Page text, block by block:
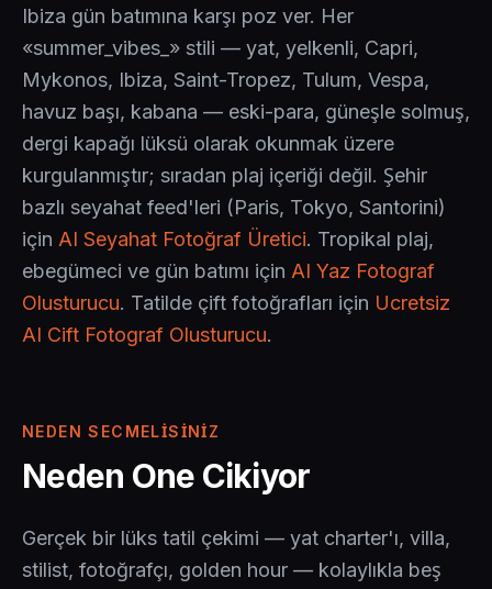
Ibiza gün batımına karşı poz ver. Her
«summer_vibes_» stili — yat, yelkenli, Capri,
Mykonos, Ibiza, Saint-Tropez, Tulum, Vespa,
havuz başı, kabana — eski-para, güneşle solmuş,
dergi kapağı lüksü olarak okunmak üzere
kurgulanmıştır; sıradan plaj içeriği değil. Şehir
bazlı seyahat feed'leri (Paris, Tokyo, Santorini)
için AI Seyahat Fotoğraf Üretici. Tropikal plaj,
ebegümeci ve gün batımı için AI Yaz Fotograf
Olusturucu. Tatilde çift fotoğrafları için Ucretsiz
AI Cift Fotograf Olusturucu.
NEDEN SECMELISINIZ
Neden One Cikiyor
Gerçek bir lüks tatil çekimi — yat charter'ı, villa,
stilist, fotoğrafçı, golden hour — kolaylıkla beş